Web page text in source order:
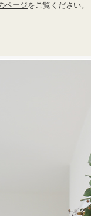
ページをご覧ください。